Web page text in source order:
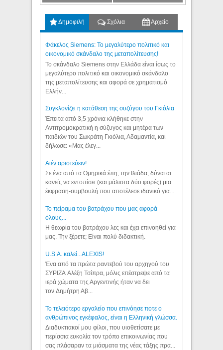
Δημοφιλή Σχόλια Αρχείο
Φάκελος Siemens: Το μεγαλύτερο πολιτικό και
οικονομικό σκάνδαλο της μεταπολίτευσης!
Το σκάνδαλο Siemens στην Ελλάδα είναι ίσως το
μεγαλύτερο πολιτικό και οικονομικό σκάνδαλο
της μεταπολίτευσης και αφορά σε χρηματισμό
Ελλήν...
Συγκλονίζει η κατάθεση της συζύγου του Γκιόλια
Έπειτα από 3,5 χρόνια κλήθηκε στην
Αντιτρομοκρατική η σύζυγος και μητέρα των
παιδιών του Σωκράτη Γκιόλια, Αδαμαντία, και
δήλωσε: «Μας έλεγ...
Aιέν αριστεύειν!
Σε ένα από τα Ομηρικά έπη, την Ιλιάδα, δύναται
κανείς να εντοπίσει (και μάλιστα δύο φορές) μια
έκφραση-συμβουλή που αποτέλεσε ιδανικό για...
Το πείραμα του βατράχου που μας αφορά
όλους...
Η θεωρία του βατράχου λες και έχει επινοηθεί για
μας. Την ξέρετε; Είναι πολύ διδακτική.
U.S.A. καλεί...ALEXIS!
Ένα από τα πρώτα ραντεβού του αρχηγού του
ΣΥΡΙΖΑ Αλέξη Τσίπρα, μόλις επέστρεψε από τα
ιερά χώματα της Αργεντινής ήταν να δει
τον Δημήτρη Αβ...
Το τελειότερο εργαλείο που επινόησε ποτε ο
ανθρώπινος εγκέφαλος, είναι η Ελληνική γλώσσα.
Διαδυκτιακοί μου φίλοι, που υιοθετίσατε με
περίσσια ευκολία τον τρόπο επικοινωνίας που
σας πλάσαραν τα μιάσματα της νέας τάξης πρα...